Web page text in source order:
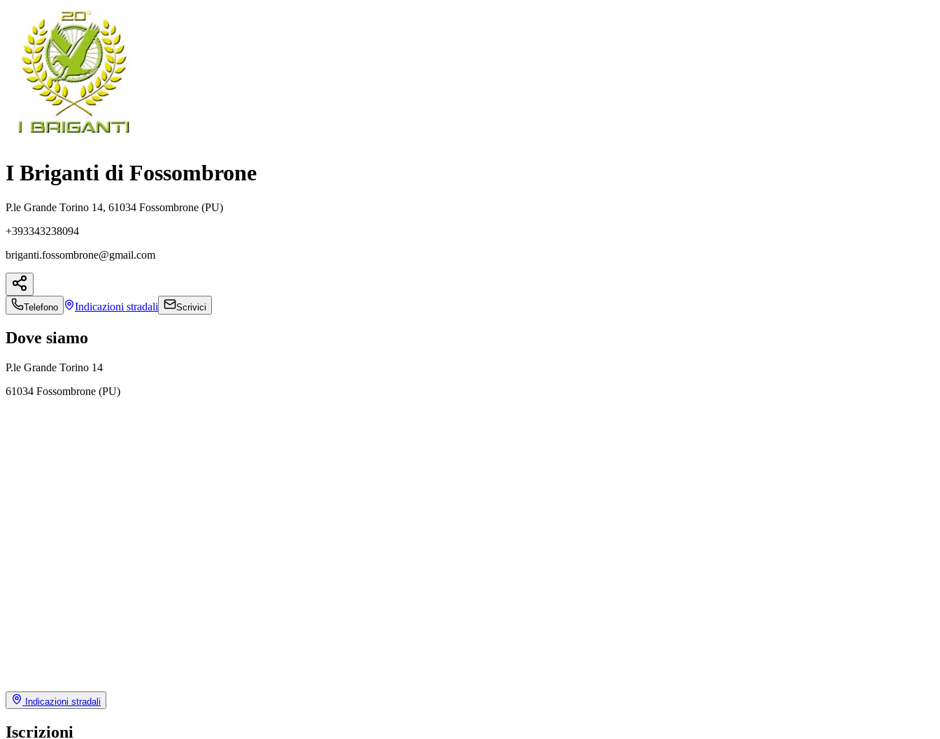
I Briganti di Fossombrone
P.le Grande Torino 14, 61034 Fossombrone (PU)
+393343238094
briganti.fossombrone@gmail.com
Telefono Indicazioni stradali Scrivici
Dove siamo
P.le Grande Torino 14
61034 Fossombrone (PU)
Indicazioni stradali
Iscrizioni